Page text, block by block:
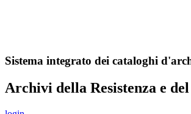
Sistema integrato dei cataloghi
Archivi della Resistenza e